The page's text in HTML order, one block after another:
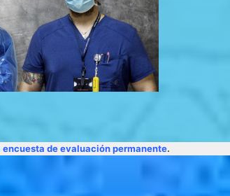
encuesta de evaluación permanente.